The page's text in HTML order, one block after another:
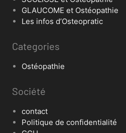
GLAUCOME et Ostéopathie
Les infos d’Osteopratic
Categories
Ostéopathie
Société
contact
Politique de confidentialité